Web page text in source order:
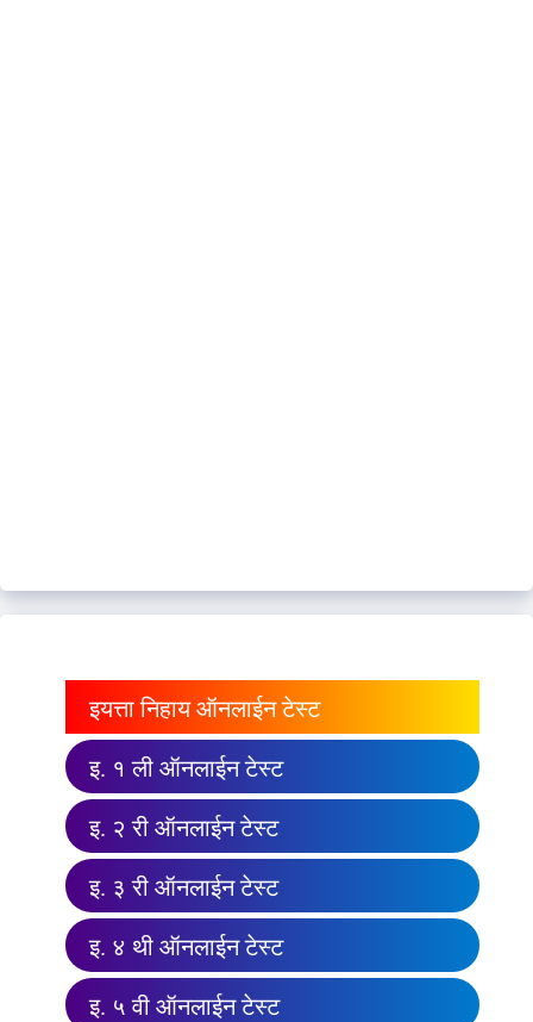
इयत्ता निहाय ऑनलाईन टेस्ट
इ. १ ली ऑनलाईन टेस्ट
इ. २ री ऑनलाईन टेस्ट
इ. ३ री ऑनलाईन टेस्ट
इ. ४ थी ऑनलाईन टेस्ट
इ. ५ वी ऑनलाईन टेस्ट